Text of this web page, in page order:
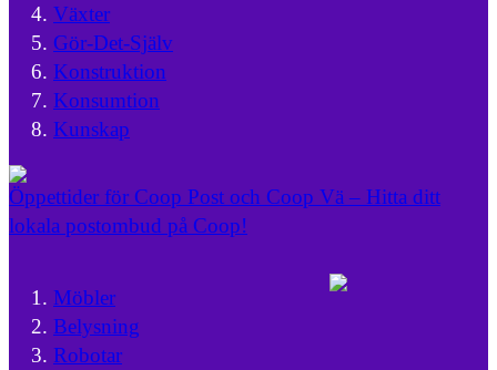
Växter
Gör-Det-Själv
Konstruktion
Konsumtion
Kunskap
Öppettider för Coop Post och Coop Vä – Hitta ditt
lokala postombud på Coop!
Möbler
Belysning
Robotar